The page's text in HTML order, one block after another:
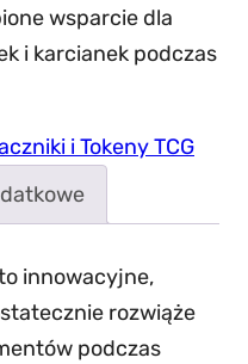
wsparcie dla
i karcianek podczas
i Tokeny TCG
innowacyjne,
rozwiąże
podczas